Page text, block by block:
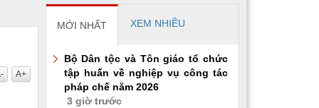
A+
MỚI NHẤT XEM NHIỀU
Bộ Dân tộc và Tôn giáo tổ chức
tập huấn về nghiệp vụ công tác
pháp chế năm 2026
3 giờ trước